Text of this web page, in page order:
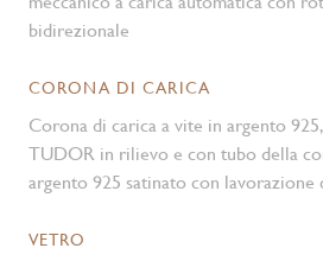
bidirezionale
CORONA DI CARICA
Corona di carica a vite in argento
TUDOR in rilievo e con tubo della
argento 925 satinato con lavorazione
VETRO